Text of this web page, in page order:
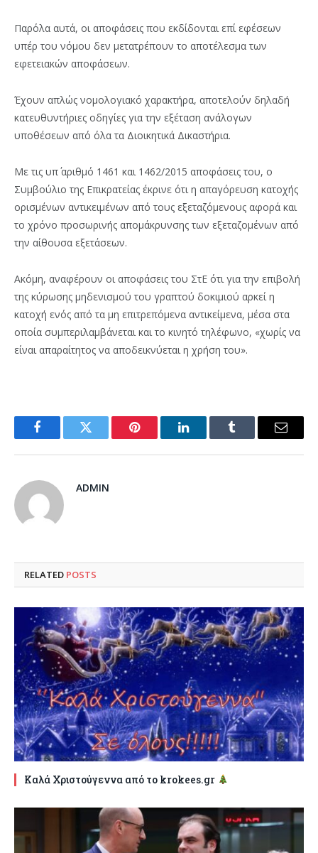
Παρόλα αυτά, οι αποφάσεις που εκδίδονται επί εφέσεων
υπέρ του νόμου δεν μετατρέπουν το αποτέλεσμα των
εφετειακών αποφάσεων.
Έχουν απλώς νομολογιακό χαρακτήρα, αποτελούν δηλαδή
κατευθυντήριες οδηγίες για την εξέταση ανάλογων
υποθέσεων από όλα τα Διοικητικά Δικαστήρια.
Με τις υπ΄ αριθμό 1461 και 1462/2015 αποφάσεις του, ο
Συμβούλιο της Επικρατείας έκρινε ότι η απαγόρευση κατοχής
ορισμένων αντικειμένων από τους εξεταζόμενους αφορά και
το χρόνο προσωρινής απομάκρυνσης των εξεταζομένων από
την αίθουσα εξετάσεων.
Ακόμη, αναφέρουν οι αποφάσεις του ΣτΕ ότι για την επιβολή
της κύρωσης μηδενισμού του γραπτού δοκιμιού αρκεί η
κατοχή ενός από τα μη επιτρεπόμενα αντικείμενα, μέσα στα
οποία συμπεριλαμβάνεται και το κινητό τηλέφωνο, «χωρίς να
είναι απαραίτητος να αποδεικνύεται η χρήση του».
FacebookTwitter Pinterest LinkedInTumblr Email
ADMIN
RELATED POSTS
Καλά Χριστούγεννα από το krokees.gr